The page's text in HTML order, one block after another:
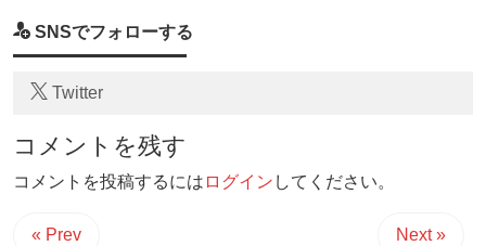
SNSでフォローする
Twitter
コメントを残す
コメントを投稿するには ログイン してください。
« Prev Next »